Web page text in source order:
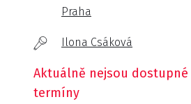
Praha
Ilona Csáková
Aktuálně nejsou dostupné
termíny